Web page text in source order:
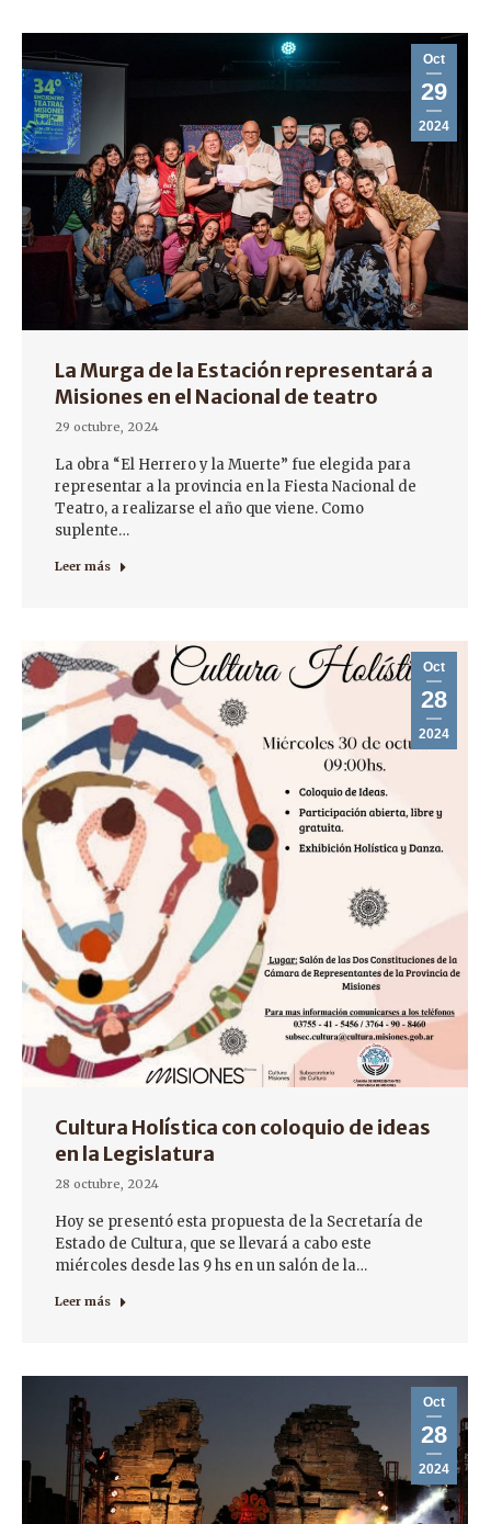
Oct
29
2024
La Murga de la Estación representará a
Misiones en el Nacional de teatro
29 octubre, 2024
La obra “El Herrero y la Muerte” fue elegida para
representar a la provincia en la Fiesta Nacional de
Teatro, a realizarse el año que viene. Como
suplente…
Leer más
Oct
28
2024
Cultura Holística con coloquio de ideas
en la Legislatura
28 octubre, 2024
Hoy se presentó esta propuesta de la Secretaría de
Estado de Cultura, que se llevará a cabo este
miércoles desde las 9 hs en un salón de la…
Leer más
Oct
28
2024